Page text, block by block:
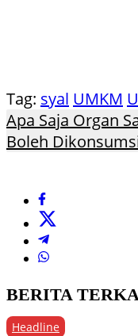
Tag: syal UMKM
Apa Saja Organ
Boleh
BERITA
Headline